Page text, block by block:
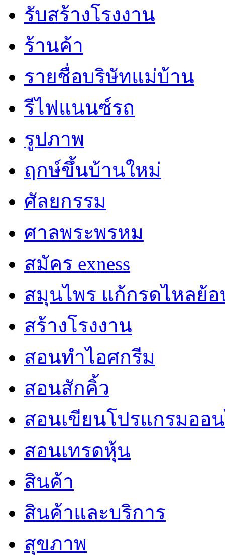
รับสร้างโรงงาน
ร้านค้า
รายชื่อบริษัทแม่บ้าน
รีไฟแนนซ์รถ
รูปภาพ
ฤกษ์ขึ้นบ้านใหม่
ศัลยกรรม
ศาลพระพรหม
สมัคร exness
สมุนไพร แก้กรดไหลย้
สร้างโรงงาน
สอนทำไอศกรีม
สอนสักคิ้ว
สอนเขียนโปรแกรมออ
สอนเทรดหุ้น
สินค้า
สินค้าและบริการ
สุขภาพ